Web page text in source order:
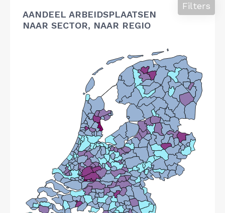
AANDEEL ARBEIDSPLAATSEN
NAAR SECTOR, NAAR REGIO
Filters